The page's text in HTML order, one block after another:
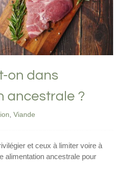
?
Viande
on dans
ancestrale ?
, Viande
et ceux à limiter voire à
alimentation ancestrale pour